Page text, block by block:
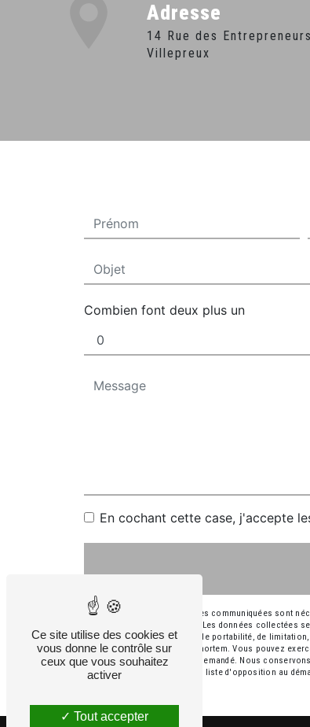
Adresse
14 Rue des Entrepreneurs 78450
Villepreux
Combien font deux plus un
En cochant cette case, j'accepte
** Les données personnelles communiquées sont
répondre à votre message. Les données collectées
rectification, d’effacement, de portabilité, de
sort de vos données post-mortem. Vous pouvez
d'identité pourra vous être demandé. Nous
droit de vous inscrire sur la liste d'opposition au
Ce site utilise des cookies et
vous donne le contrôle sur
ceux que vous souhaitez
activer
Tout accepter